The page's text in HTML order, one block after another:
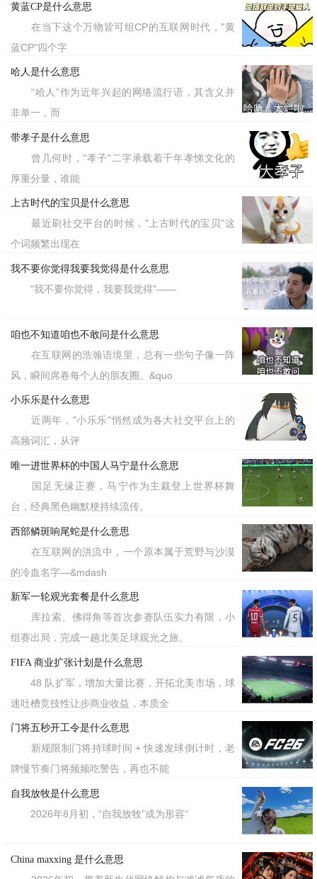
黄蓝CP是什么意思
在当下这个万物皆可组CP的互联网时代，"黄
蓝CP"四个字
哈人是什么意思
“哈人”作为近年兴起的网络流行语，其含义并
非单一，而
带孝子是什么意思
曾几何时，"孝子"二字承载着千年孝悌文化的
厚重分量，谁能
上古时代的宝贝是什么意思
最近刷社交平台的时候，"上古时代的宝贝"这
个词频繁出现在
我不要你觉得我要我觉得是什么意思
"我不要你觉得，我要我觉得"——
咱也不知道咱也不敢问是什么意思
在互联网的浩瀚语境里，总有一些句子像一阵
风，瞬间席卷每个人的朋友圈。&quo
小乐乐是什么意思
近两年，"小乐乐"悄然成为各大社交平台上的
高频词汇，从评
唯一进世界杯的中国人马宁是什么意思
国足无缘正赛，马宁作为主裁登上世界杯舞
台，经典黑色幽默梗持续流传。
西部鳞斑响尾蛇是什么意思
在互联网的洪流中，一个原本属于荒野与沙漠
的冷血名字—&mdash
新军一轮观光套餐是什么意思
库拉索、佛得角等首次参赛队伍实力有限，小
组赛出局，完成一趟北美足球观光之旅。
FIFA 商业扩张计划是什么意思
48 队扩军，增加大量比赛，开拓北美市场，球
迷吐槽竞技性让步商业收益，本质全
门将五秒开工令是什么意思
新规限制门将持球时间 + 快速发球倒计时，老
牌慢节奏门将频频吃警告，再也不能
自我放牧是什么意思
2026年8月初，“自我放牧”成为形容“
China maxxing 是什么意思